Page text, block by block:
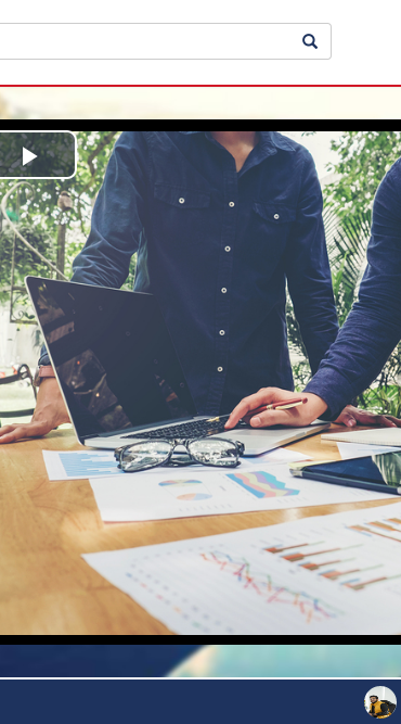
Play
Video